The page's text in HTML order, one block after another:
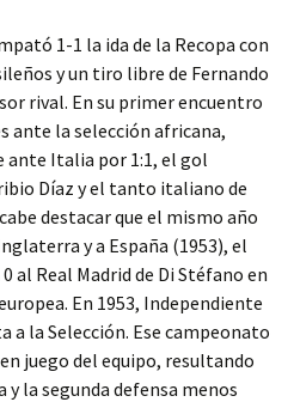
1-1 la ida de la Recopa con
y un tiro libre de Fernando
rival. En su primer encuentro
ante la selección africana,
ante Italia por 1:1, el gol
Díaz y el tanto italiano de
destacar que el mismo año
y a España (1953), el
al Real Madrid de Di Stéfano en
En 1953, Independiente
a la Selección. Ese campeonato
juego del equipo, resultando
la segunda defensa menos